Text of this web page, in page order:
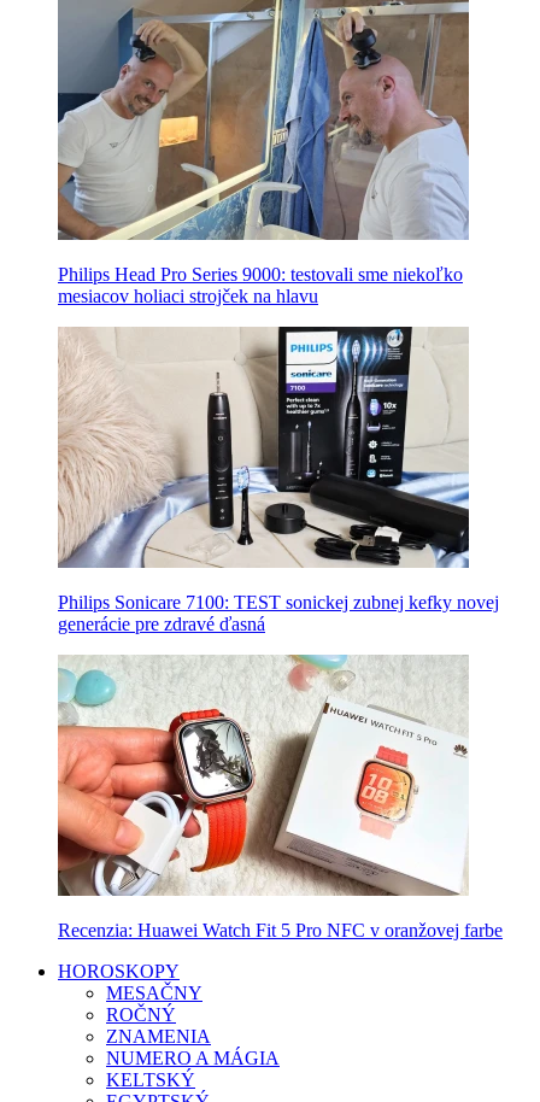
Philips Head Pro Series 9000: testovali sme niekoľko
mesiacov holiaci strojček na hlavu
Philips Sonicare 7100: TEST sonickej zubnej kefky novej
generácie pre zdravé ďasná
Recenzia: Huawei Watch Fit 5 Pro NFC v oranžovej farbe
HOROSKOPY
MESAČNY
ROČNÝ
ZNAMENIA
NUMERO A MÁGIA
KELTSKÝ